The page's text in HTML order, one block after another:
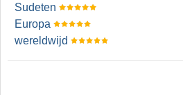
Sudeten
Europa
wereldwijd